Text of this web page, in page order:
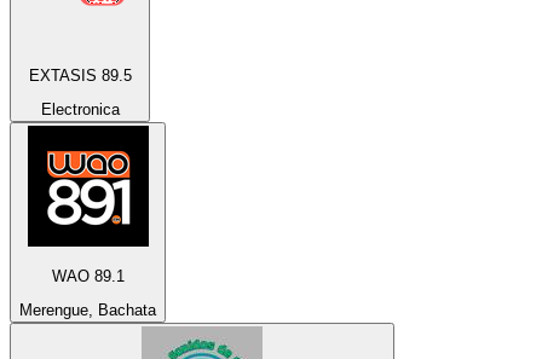
EXTASIS 89.5
Electronica
WAO 89.1
Merengue, Bachata